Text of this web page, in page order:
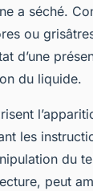
a séché.
ou
d’une
du liquide.
les
du
peut